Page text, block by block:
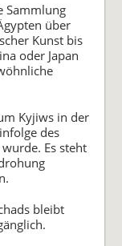
Sammlung
über
Kunst bis
oder Japan
Kyjiws in der
des
Es steht
bleibt